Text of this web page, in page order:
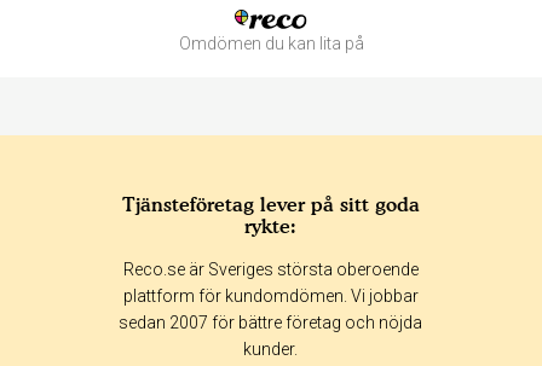
Omdömen du kan lita på
365 dagar 90 dagar
30 dagar
Tjänsteföretag lever på sitt goda
rykte:
Reco.se är Sveriges största oberoende
plattform för kundomdömen. Vi jobbar
sedan 2007 för bättre företag och nöjda
kunder.